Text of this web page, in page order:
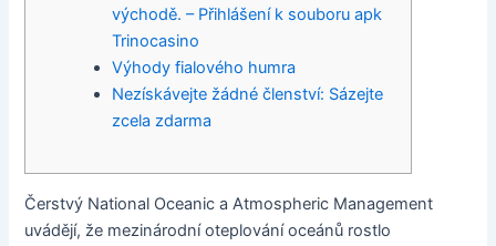
východě. – Přihlášení k souboru apk
Trinocasino
Výhody fialového humra
Nezískávejte žádné členství: Sázejte
zcela zdarma
Čerstvý National Oceanic a Atmospheric Management
uvádějí, že mezinárodní oteplování oceánů rostlo